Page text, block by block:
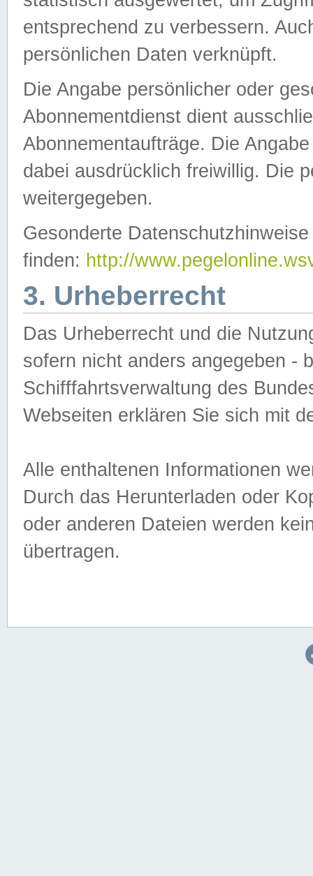
entsprechend zu verbessern.
persönlichen Daten verknüpft.
Die Angabe persönlicher oder
Abonnementdienst dient
Abonnementaufträge. Die
dabei ausdrücklich freiwillig. Die
weitergegeben.
Gesonderte
finden: http://
3. Urheberrecht
Das Urheberrecht und die
sofern nicht anders angegeben -
Schifffahrtsverwaltung des
Webseiten erklären Sie sich mit
Alle enthaltenen Informationen
Durch das Herunterladen oder
oder anderen Dateien werden
übertragen.